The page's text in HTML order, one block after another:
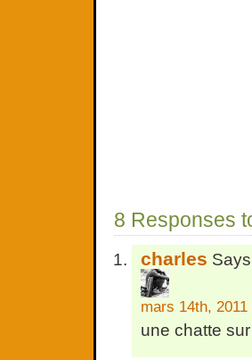
8 Responses
charles
mars 14th,
une chatte